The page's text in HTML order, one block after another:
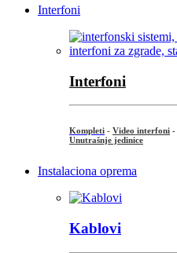
Interfoni
Interfoni
Kompleti - Video interfoni -
Unutrašnje jedinice
Instalaciona oprema
Kablovi